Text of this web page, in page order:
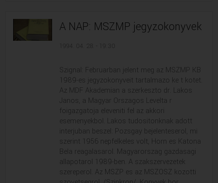
A NAP: MSZMP jegyzokonyvek
1994. 04. 28. - 19:30
Szignal: Februarban jelent meg az MSZMP KB
1989-es jegyzokonyveit tartalmazo ke t kotet.
Az MDF Akademian a szerkeszto dr. Lakos
Janos, a Magyar Orszagos Levelta r
foigazgatoja eleveniti fel az akkori
esemenyekbol. Lakos tudositonknak adott
interjuban beszel: Pozsgay bejelenteserol, mi
szerint 1956 nepfelkeles volt, Horn es Katona
Bela reagalasarol. Magyarorszag gazdasagi
allapotarol 1989-ben. A szakszervezetek
szereperol. Az MSZP es az MSZOSZ kozotti